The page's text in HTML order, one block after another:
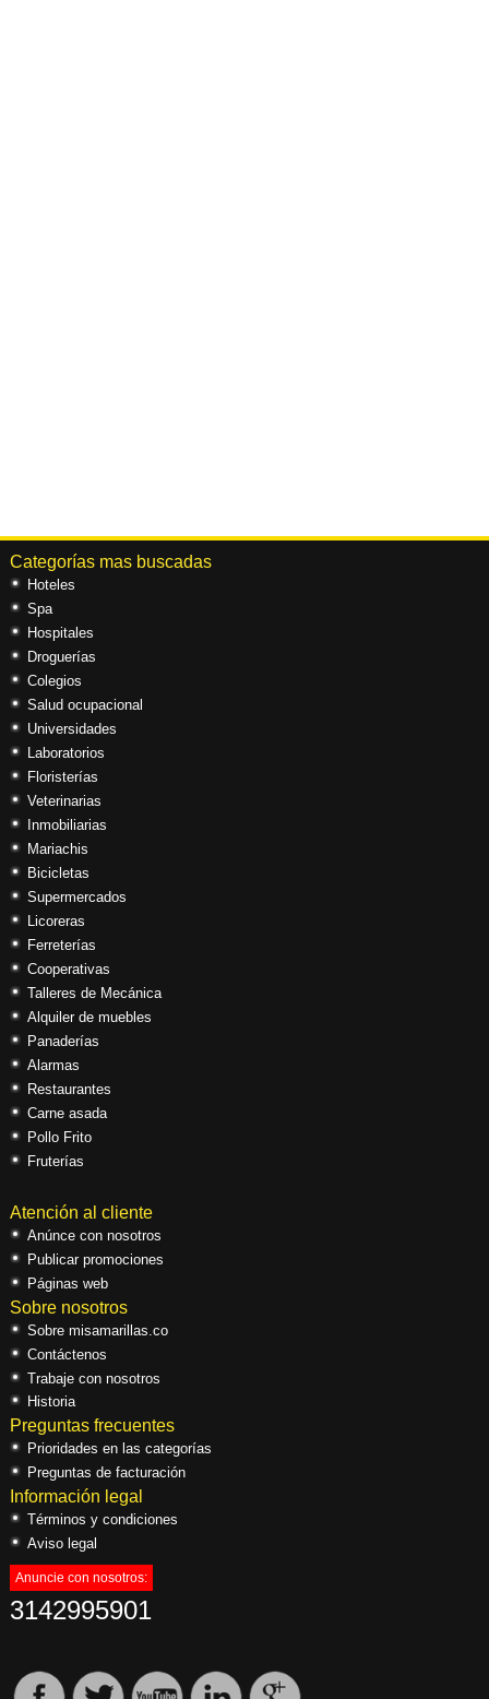
Categorías mas buscadas
Hoteles
Spa
Hospitales
Droguerías
Colegios
Salud ocupacional
Universidades
Laboratorios
Floristerías
Veterinarias
Inmobiliarias
Mariachis
Bicicletas
Supermercados
Licoreras
Ferreterías
Cooperativas
Talleres de Mecánica
Alquiler de muebles
Panaderías
Alarmas
Restaurantes
Carne asada
Pollo Frito
Fruterías
Atención al cliente
Anúnce con nosotros
Publicar promociones
Páginas web
Sobre nosotros
Sobre misamarillas.co
Contáctenos
Trabaje con nosotros
Historia
Preguntas frecuentes
Prioridades en las categorías
Preguntas de facturación
Información legal
Términos y condiciones
Aviso legal
Anuncie con nosotros:
3142995901